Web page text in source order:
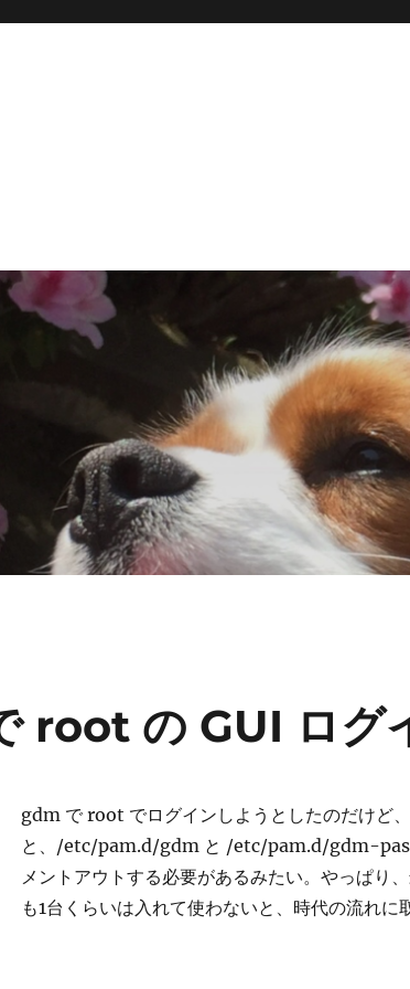
root の GUI ログ
gdm で root でログインしようとしたのだけど
と、/etc/pam.d/gdm と /etc/pam.d/gdm-
メントアウトする必要があるみたい。やっぱり
も1台くらいは入れて使わないと、時代の流れに